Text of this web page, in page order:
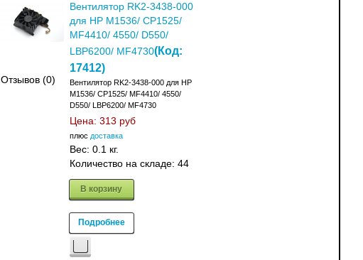
Отзывов (0)
Вентилятор RK2-3438-000
для HP M1536/ CP1525/
MF4410/ 4550/ D550/
LBP6200/ MF4730(Код:
17412)
Вентилятор RK2-3438-000 для HP
M1536/ CP1525/ MF4410/ 4550/
D550/ LBP6200/ MF4730
Цена: 313 руб
плюс доставка
Вес: 0.1 кг.
Количество на складе: 44
В корзину
Подробнее